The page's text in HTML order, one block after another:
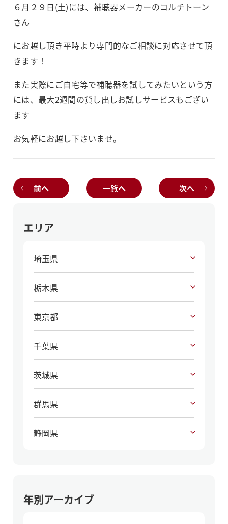
６月２９日(土)には、補聴器メーカーのコルチトーン
さん
にお越し頂き平時より専門的なご相談に対応させて頂
きます！
また実際にご自宅等で補聴器を試してみたいという方
には、最大2週間の貸し出しお試しサービスもござい
ます
お気軽にお越し下さいませ。
前へ 一覧へ 次へ
エリア
埼玉県
栃木県
東京都
千葉県
茨城県
群馬県
静岡県
年別アーカイブ